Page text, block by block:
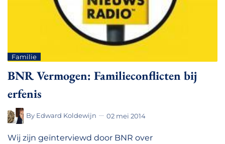
Familie
BNR Vermogen: Familieconflicten bij
erfenis
By Edward Koldewijn 02 mei 2014
Wij zijn geïnterviewd door BNR over